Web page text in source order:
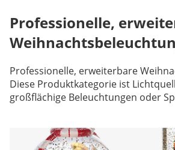
Professionelle,
Professionelle, erweiterbare
Diese Produktkategorie ist
großflächige Beleuchtungen oder